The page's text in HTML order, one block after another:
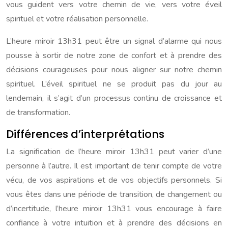
vous guident vers votre chemin de vie, vers votre éveil
spirituel et votre réalisation personnelle.
L’heure miroir 13h31 peut être un signal d’alarme qui nous
pousse à sortir de notre zone de confort et à prendre des
décisions courageuses pour nous aligner sur notre chemin
spirituel. L’éveil spirituel ne se produit pas du jour au
lendemain, il s’agit d’un processus continu de croissance et
de transformation.
Différences d’interprétations
La signification de l’heure miroir 13h31 peut varier d’une
personne à l’autre. Il est important de tenir compte de votre
vécu, de vos aspirations et de vos objectifs personnels. Si
vous êtes dans une période de transition, de changement ou
d’incertitude, l’heure miroir 13h31 vous encourage à faire
confiance à votre intuition et à prendre des décisions en